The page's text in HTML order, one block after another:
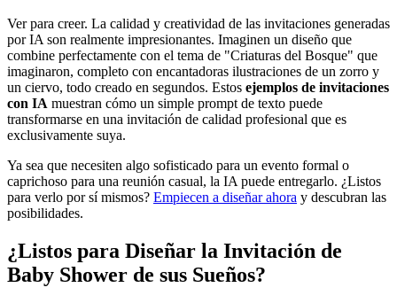
Ver para creer. La calidad y creatividad de las invitaciones generadas
por IA son realmente impresionantes. Imaginen un diseño que
combine perfectamente con el tema de "Criaturas del Bosque" que
imaginaron, completo con encantadoras ilustraciones de un zorro y
un ciervo, todo creado en segundos. Estos ejemplos de invitaciones
con IA muestran cómo un simple prompt de texto puede
transformarse en una invitación de calidad profesional que es
exclusivamente suya.
Ya sea que necesiten algo sofisticado para un evento formal o
caprichoso para una reunión casual, la IA puede entregarlo. ¿Listos
para verlo por sí mismos? Empiecen a diseñar ahora y descubran las
posibilidades.
¿Listos para Diseñar la Invitación de
Baby Shower de sus Sueños?